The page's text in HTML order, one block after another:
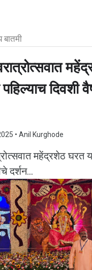
बातमी
दिवशी
• Anil Kurghode
महेंद्रशेठ घरत
दर्शन...